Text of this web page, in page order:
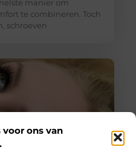
ons van
manier om
te combineren. Toch
schroeven